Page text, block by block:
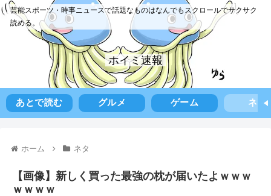
芸能スポーツ・時事ニュースで話題なものはなんでもスクロールでサクサク
読める。
ホイミ速報
あとで読む グルメ ゲーム ネタ
ホーム ネタ
【画像】新しく買った最強の枕が届いたよｗｗｗ
ｗｗｗｗ